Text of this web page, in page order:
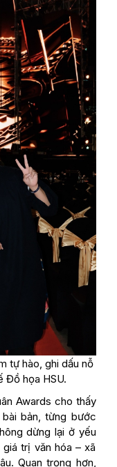
tự hào, ghi dấu nỗ
Đồ họa HSU.
Awards cho thấy
bản, từng bước
dừng lại ở yếu
trị văn hóa – xã
Quan trọng hơn,